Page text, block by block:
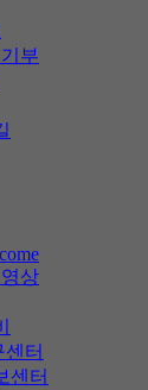
부
상
터
센터